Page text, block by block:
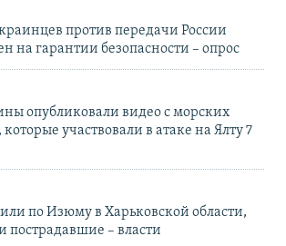
против передачи России
на гарантии безопасности – опрос
опубликовали видео с морских
участвовали в атаке на Ялту 7
по Изюму в Харьковской области,
пострадавшие – власти